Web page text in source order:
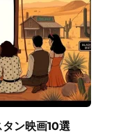
ン映画10選